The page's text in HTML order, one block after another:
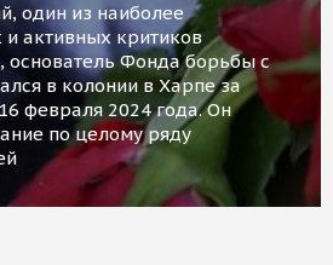
один из наиболее
активных критиков
основатель Фонда борьбы с
в колонии в Харпе за
февраля 2024 года. Он
по целому ряду